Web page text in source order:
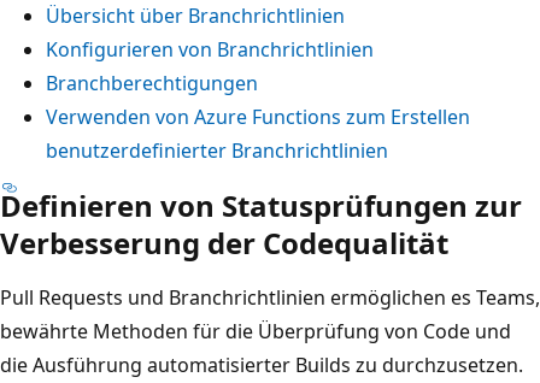
Übersicht über Branchrichtlinien
Konfigurieren von Branchrichtlinien
Branchberechtigungen
Verwenden von Azure Functions zum Erstellen
benutzerdefinierter Branchrichtlinien
Definieren von Statusprüfungen zur
Verbesserung der Codequalität
Pull Requests und Branchrichtlinien ermöglichen es Teams,
bewährte Methoden für die Überprüfung von Code und
die Ausführung automatisierter Builds zu durchzusetzen.